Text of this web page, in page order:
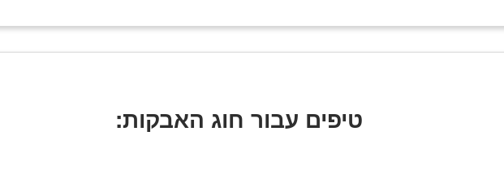
טיפים עבור חוג האבקות: